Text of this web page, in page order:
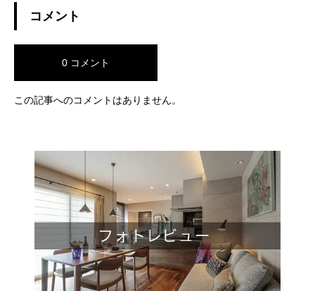
コメント
0 コメント
この記事へのコメントはありません。